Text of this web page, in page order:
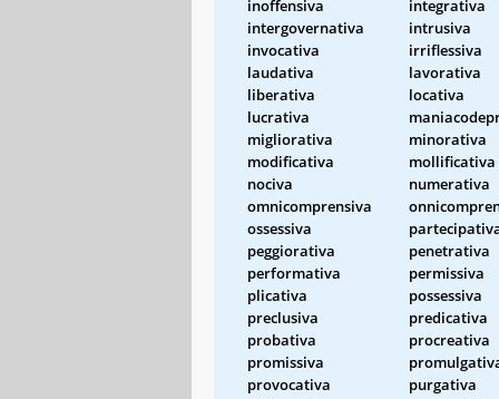
inoffensiva
integrativa
intergovernativa
intrusiva
invocativa
irriflessiva
laudativa
lavorativa
liberativa
locativa
lucrativa
migliorativa
minorativa
modificativa
mollificativa
nociva
numerativa
omnicomprensiva
ossessiva
peggiorativa
penetrativa
performativa
permissiva
plicativa
possessiva
preclusiva
predicativa
probativa
procreativa
promissiva
provocativa
purgativa